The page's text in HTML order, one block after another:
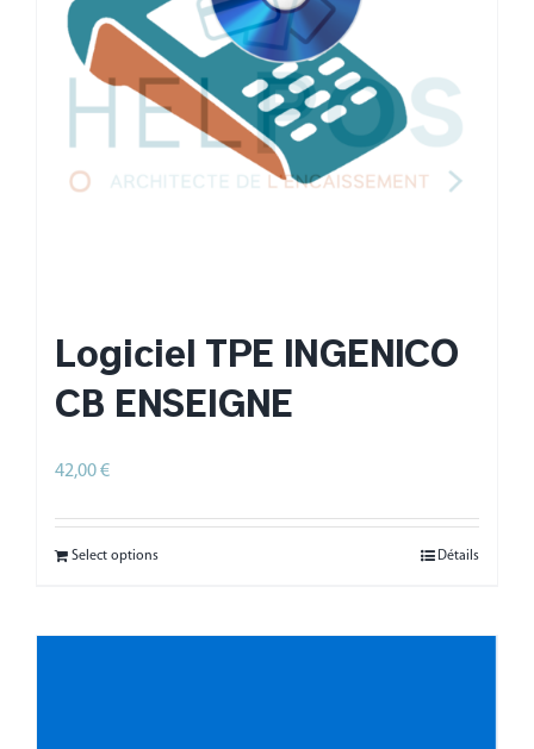
Logiciel TPE INGENICO
CB ENSEIGNE
42,00€
Select options Détails